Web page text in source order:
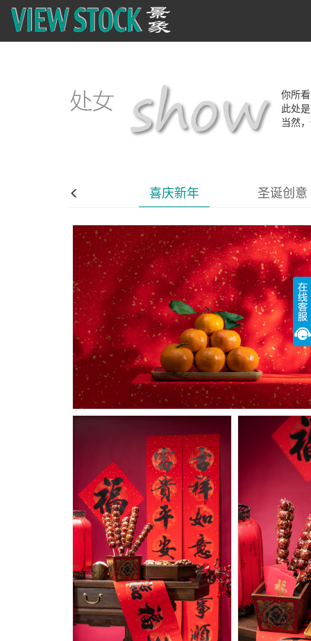
你所
此处
当然
材质背景 喜庆新年 圣诞创意